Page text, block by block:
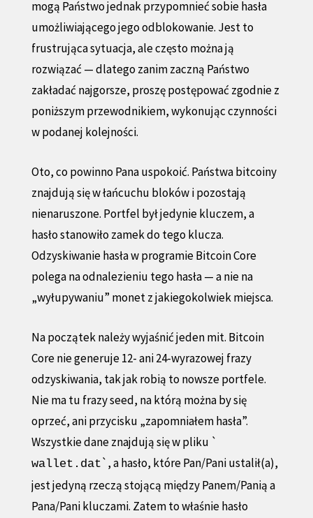
mogą Państwo jednak przypomnieć sobie hasła
umożliwiającego jego odblokowanie. Jest to
frustrująca sytuacja, ale często można ją
rozwiązać — dlatego zanim zaczną Państwo
zakładać najgorsze, proszę postępować zgodnie z
poniższym przewodnikiem, wykonując czynności
w podanej kolejności.
Oto, co powinno Pana uspokoić. Państwa bitcoiny
znajdują się w łańcuchu bloków i pozostają
nienaruszone. Portfel był jedynie kluczem, a
hasło stanowiło zamek do tego klucza.
Odzyskiwanie hasła w programie Bitcoin Core
polega na odnalezieniu tego hasła — a nie na
„wyłupywaniu” monet z jakiegokolwiek miejsca.
Na początek należy wyjaśnić jeden mit. Bitcoin
Core nie generuje 12- ani 24-wyrazowej frazy
odzyskiwania, tak jak robią to nowsze portfele.
Nie ma tu frazy seed, na którą można by się
oprzeć, ani przycisku „zapomniałem hasła”.
Wszystkie dane znajdują się w pliku `
wallet.dat`, a hasło, które Pan/Pani ustalił(a),
jest jedyną rzeczą stojącą między Panem/Panią a
Pana/Pani kluczami. Zatem to właśnie hasło